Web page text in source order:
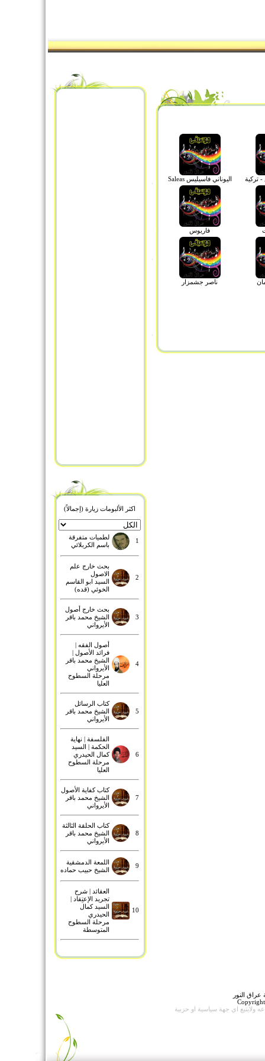
اكثر الألبومات زيارة (إجمالاً)
1
لطميات متفرقة
باسم الكربلائي
2
بحث خارج علم
الاصول
السيد ابو القاسم
الخوئي (قده)
3
بحث خارج أصول
الشيخ محمد باقر
الأيرواني
4
أصول الفقه |
فرائد الأصول |
الشيخ محمد باقر
الأيرواني
مرحلة السطوح
العليا
5
كتاب الرسائل
الشيخ محمد باقر
الأيرواني
6
الفلسفة | نهاية
الحكمة | السيد
كمال الحيدري
مرحلة السطوح
العليا
7
كتاب كفاية الأصول
الشيخ محمد باقر
الأيرواني
8
كتاب الحلقة الثالثة
الشيخ محمد باقر
الأيرواني
9
اللمعة الدمشقية
الشيخ حبيب حماده
10
العقائد | شرح
تجريد الإعتِقاد |
السيد كمال
الحيدري
مرحلة السطوح
المتوسطة
- تركية اليوناني فاسيليس Saleas
فاريوس
ناصر جشمزار
النور
ولايتبع اي جهة سياسية او حزبية